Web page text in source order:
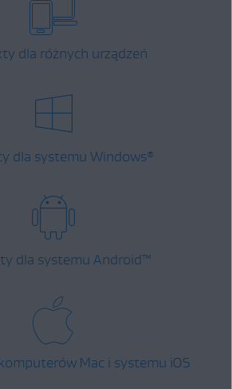
dla różnych urządzeń
dla systemu Windows®
dla systemu Android™
Mac i systemu iOS